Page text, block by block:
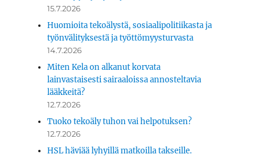
15.7.2026
Huomioita tekoälystä, sosiaalipolitiikasta ja
työnvälityksestä ja työttömyysturvasta
14.7.2026
Miten Kela on alkanut korvata
lainvastaisesti sairaaloissa annosteltavia
lääkkeitä?
12.7.2026
Tuoko tekoäly tuhon vai helpotuksen?
12.7.2026
HSL häviää lyhyillä matkoilla takseille.